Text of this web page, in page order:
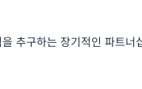
추구하는 장기적인 파트너